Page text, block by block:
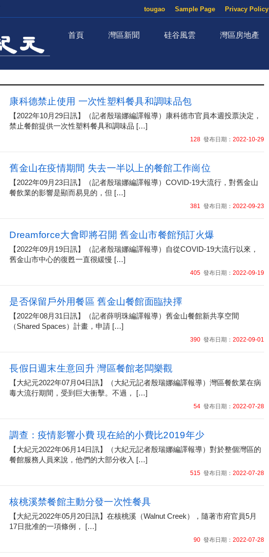
Privacy Policy
Sample Page
tougao
首頁 灣區新聞 硅谷風雲 灣區房地產
康科德禁止使用 一次性塑料餐具和調味品包
【2022年10月29日訊】（記者殷瑞娜編譯報導）康科德市官員本週投票決定，
禁止餐館提供一次性塑料餐具和調味品 […]
128 發布日期： 2022-10-29
舊金山在疫情期間 失去一半以上的餐館工作崗位
【2022年09月23日訊】（記者殷瑞娜編譯報導）COVID-19大流行，對舊金山
餐飲業的影響是顯而易見的，但 […]
381 發布日期： 2022-09-23
Dreamforce大會即將召開 舊金山市餐館預訂火爆
【2022年09月19日訊】（記者殷瑞娜編譯報導）自從COVID-19大流行以來，
舊金山市中心的復甦一直很緩慢 […]
405 發布日期： 2022-09-19
是否保留戶外用餐區 舊金山餐館面臨抉擇
【2022年08月31日訊】（記者薛明珠編譯報導）舊金山餐館新共享空間
（Shared Spaces）計畫，申請 […]
390 發布日期： 2022-09-01
長假日週末生意回升 灣區餐館老闆樂觀
【大紀元2022年07月04日訊】（大紀元記者殷瑞娜編譯報導）灣區餐飲業在病
毒大流行期間，受到巨大衝擊。不過， […]
54 發布日期： 2022-07-28
調查：疫情影響小費 現在給的小費比2019年少
【大紀元2022年06月14日訊】（大紀元記者殷瑞娜編譯報導）對於整個灣區的
餐館服務人員來說，他們的大部分收入 […]
515 發布日期： 2022-07-28
核桃溪禁餐館主動分發一次性餐具
【大紀元2022年05月20日訊】在核桃溪（Walnut Creek），隨著市府官員5月
17日批准的一項條例， […]
90 發布日期： 2022-07-28